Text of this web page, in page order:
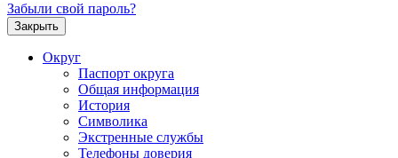
Забыли свой пароль?
Закрыть
Округ
Паспорт округа
Общая информация
История
Символика
Экстренные службы
Телефоны доверия